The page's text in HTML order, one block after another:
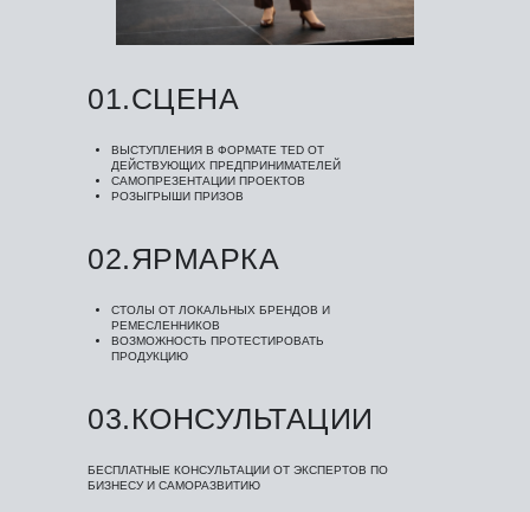
ВЫСТУПЛЕНИЯ В ФОРМАТЕ TED ОТ
ДЕЙСТВУЮЩИХ ПРЕДПРИНИМАТЕЛЕЙ
САМОПРЕЗЕНТАЦИИ ПРОЕКТОВ
РОЗЫГРЫШИ ПРИЗОВ
01.СЦЕНА
СТОЛЫ ОТ ЛОКАЛЬНЫХ БРЕНДОВ И
РЕМЕСЛЕННИКОВ
ВОЗМОЖНОСТЬ ПРОТЕСТИРОВАТЬ
ПРОДУКЦИЮ
02.ЯРМАРКА
03.КОНСУЛЬТАЦИИ
БЕСПЛАТНЫЕ КОНСУЛЬТАЦИИ ОТ ЭКСПЕРТОВ ПО
БИЗНЕСУ И САМОРАЗВИТИЮ